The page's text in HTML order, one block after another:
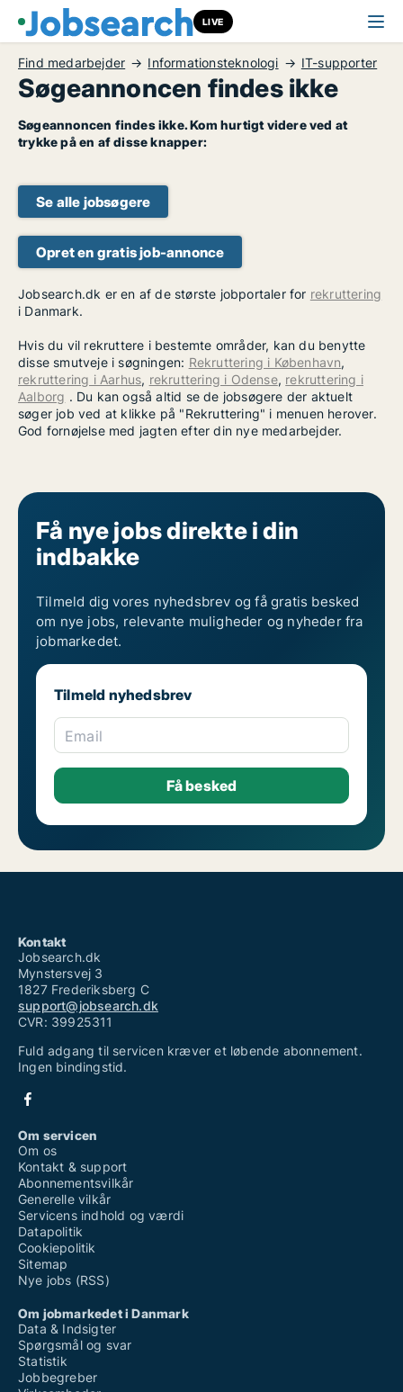
LIVE
Find medarbejder Informationsteknologi IT-supporter
Søgeannoncen findes ikke
Søgeannoncen findes ikke. Kom hurtigt videre ved at
trykke på en af disse knapper:
Se alle jobsøgere
Opret en gratis job-annonce
Jobsearch.dk er en af de største jobportaler for rekruttering
i Danmark.
Hvis du vil rekruttere i bestemte områder, kan du benytte
disse smutveje i søgningen: Rekruttering i København,
rekruttering i Aarhus, rekruttering i Odense, rekruttering i
Aalborg . Du kan også altid se de jobsøgere der aktuelt
søger job ved at klikke på "Rekruttering" i menuen herover.
God fornøjelse med jagten efter din nye medarbejder.
Få nye jobs direkte i din
indbakke
Tilmeld dig vores nyhedsbrev og få gratis besked
om nye jobs, relevante muligheder og nyheder fra
jobmarkedet.
Tilmeld nyhedsbrev
Email
Kontakt
Jobsearch.dk
Mynstersvej 3
1827 Frederiksberg C
support@jobsearch.dk
CVR: 39925311
Fuld adgang til servicen kræver et løbende abonnement.
Ingen bindingstid.
Om servicen
Om os
Kontakt & support
Abonnementsvilkår
Generelle vilkår
Servicens indhold og værdi
Datapolitik
Cookiepolitik
Sitemap
Nye jobs (RSS)
Om jobmarkedet i Danmark
Data & Indsigter
Spørgsmål og svar
Statistik
Jobbegreber